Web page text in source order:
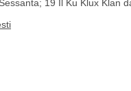
19 Il Ku Klux Klan